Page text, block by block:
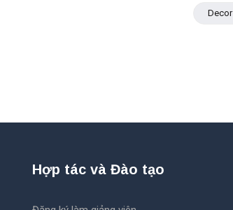
Decor
Hợp tác và Đào tạo